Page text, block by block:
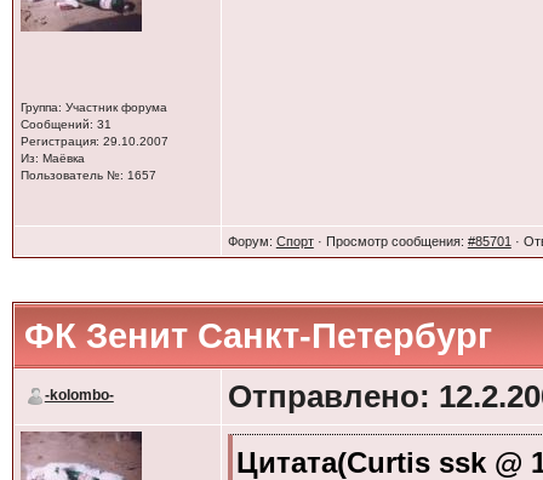
Группа: Участник форума
Сообщений: 31
Регистрация: 29.10.2007
Из: Маёвка
Пользователь №: 1657
Форум: Спорт· Просмотр сообщения: #85701 ·
ФК Зенит Санкт-Петербург
-kolombo- Отправлено:
Цитата(Curtis ssk @